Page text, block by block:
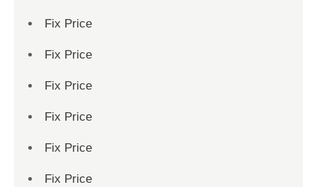
Fix Price
Fix Price
Fix Price
Fix Price
Fix Price
Fix Price